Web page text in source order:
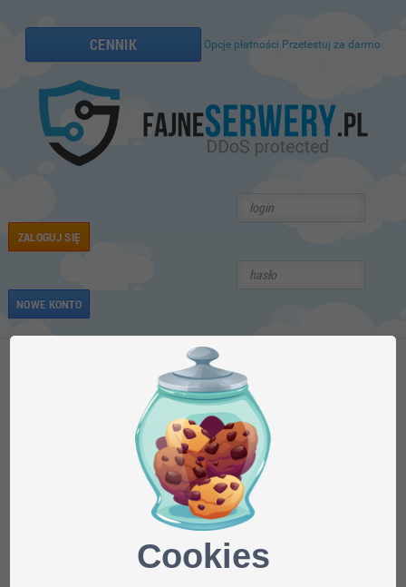
Cookies
CENNIK Opcje płatności Przetestuj za darmo
ZALOGUJ SIĘ
NOWE KONTO
Minecraft skin
Mine_of_Death dla wersji:
1.9, 1.8, 1.7, 1.6, ...